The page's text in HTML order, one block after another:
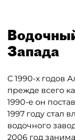
Запада
С 1990-х годов
прежде всего
1990-е он
1997 году стал
водочного
2006 год